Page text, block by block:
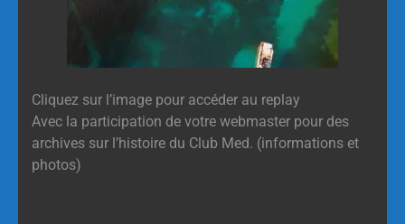
Cliquez sur l’image pour accéder au replay
Avec la participation de votre webmaster pour des
archives sur l’histoire du Club Med. (informations et
photos)